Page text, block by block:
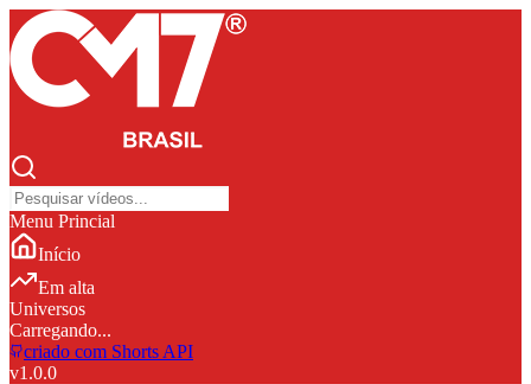
Menu Princial
Início
Em alta
Universos
Carregando...
criado com Shorts API
v1.0.0